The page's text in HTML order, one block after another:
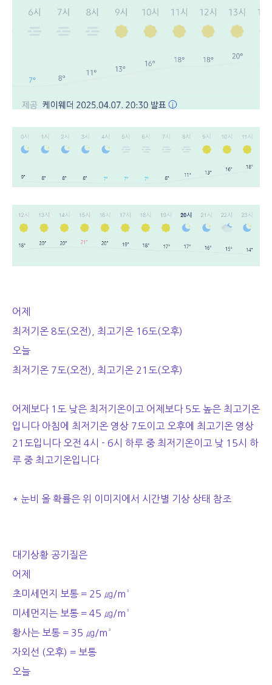
어제
최저기온 8도(오전), 최고기온 16도(오후)
오늘
최저기온 7도(오전), 최고기온 21도(오후)
어제보다 1도 낮은 최저기온이고 어제보다 5도 높은 최고기온
입니다 아침에 최저기온 영상 7도이고 오후에 최고기온 영상
21도입니다 오전 4시 - 6시 하루 중 최저기온이고 낮 15시 하
루 중 최고기온입니다
* 눈비 올 확률은 위 이미지에서 시간별 기상 상태 참조
대기상황 공기질은
어제
초미세먼지 보통 = 25 ㎍/m³
미세먼지는 보통 = 45 ㎍/m³
황사는 보통 = 35 ㎍/m³
자외선 (오후) = 보통
오늘